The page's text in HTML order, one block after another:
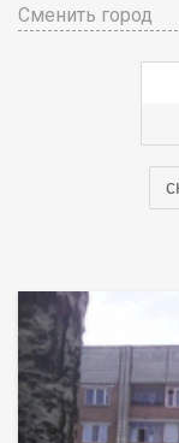
Сменить город